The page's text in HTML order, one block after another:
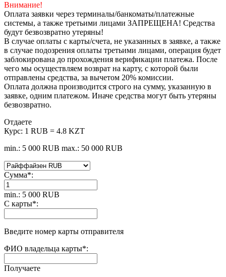
Внимание!
Оплата заявки через терминалы/банкоматы/платежные
системы, а также третьими лицами ЗАПРЕЩЕНА! Средства
будут безвозвратно утеряны!
В случае оплаты с карты/счета, не указанных в заявке, а также
в случае подозрения оплаты третьими лицами, операция будет
заблокирована до прохождения верификации платежа. После
чего мы осуществляем возврат на карту, с которой были
отправлены средства, за вычетом 20% комиссии.
Оплата должна производится строго на сумму, указанную в
заявке, одним платежом. Иначе средства могут быть утеряны
безвозвратно.
Отдаете
Курс: 1 RUB = 4.8 KZT
min.: 5 000 RUB max.: 50 000 RUB
Сумма*:
min.: 5 000 RUB
С карты*:
Введите номер карты отправителя
ФИО владельца карты*:
Получаете